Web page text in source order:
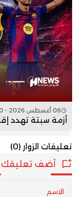
06 أغسطس 2026 - 17:00
أزمة سبتة تهدد
تعليقات الزوار (0)
أضف تعليقك